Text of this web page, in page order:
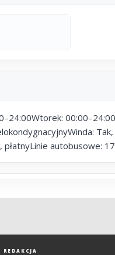
płatnyLinie autobusowe:
REDAKCJA